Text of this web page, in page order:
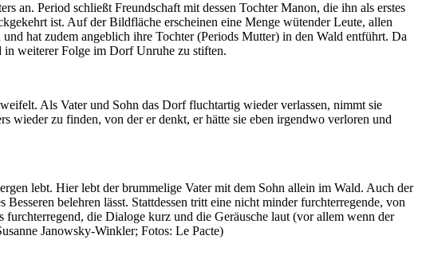
an. Period schließt Freundschaft mit dessen Tochter Manon, die ihn als erstes
ist. Auf der Bildfläche erscheinen eine Menge wütender Leute, allen
hat zudem angeblich ihre Tochter (Periods Mutter) in den Wald entführt. Da
in weiterer Folge im Dorf Unruhe zu stiften.
Als Vater und Sohn das Dorf fluchtartig wieder verlassen, nimmt sie
wieder zu finden, von der er denkt, er hätte sie eben irgendwo verloren und
lebt. Hier lebt der brummelige Vater mit dem Sohn allein im Wald. Auch der
belehren lässt. Stattdessen tritt eine nicht minder furchterregende, von
die Dialoge kurz und die Geräusche laut (vor allem wenn der
Janowsky-Winkler; Fotos: Le Pacte)